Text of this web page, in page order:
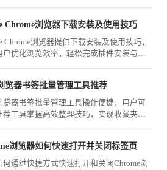
Chrome浏览器下载安装及使用技巧
Chrome浏览器提供下载安装及使用技巧，
户优化浏览效率，轻松完成插件安装与功
览器书签批量管理工具推荐
览器书签批量管理工具操作便捷，用户可
荐工具掌握高效整理技巧，实现收藏夹分
浏览器如何快速打开并关闭标签页
何通过快捷方式快速打开和关闭Chrome浏